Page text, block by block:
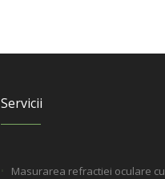
Servicii
Masurarea refractiei oculare cu